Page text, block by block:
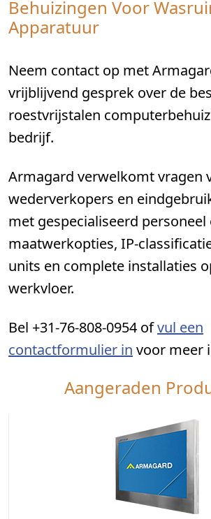
Behuizingen Voor
Apparatuur
Neem contact op met
vrijblijvend gesprek over de
roestvrijstalen
bedrijf.
Armagard verwelkomt vragen
wederverkopers en
met gespecialiseerd personeel
maatwerkopties, IP-
units en complete installaties
werkvloer.
Bel +31-76-808-0954 ofvul een
contactformulier in voor meer
Aangeraden